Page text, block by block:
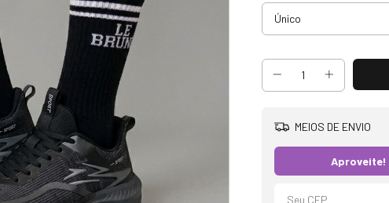
MEIOS DE ENVIO
Aproveite!